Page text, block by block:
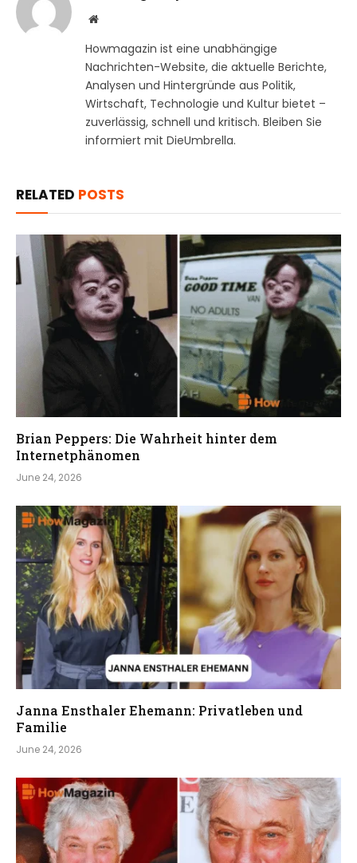
Website
Howmagazin ist eine unabhängige
Nachrichten-Website, die aktuelle Berichte,
Analysen und Hintergründe aus Politik,
Wirtschaft, Technologie und Kultur bietet –
zuverlässig, schnell und kritisch. Bleiben Sie
informiert mit DieUmbrella.
RELATED POSTS
Brian Peppers: Die Wahrheit hinter dem
Internetphänomen
June 24, 2026
Janna Ensthaler Ehemann: Privatleben und
Familie
June 24, 2026